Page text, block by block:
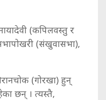
(कपिलवस्तु र
(संखुवासभा),
(गोरखा) हुन्
छन् । त्यस्तै,